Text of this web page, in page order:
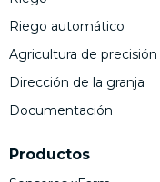
Riego automático
Agricultura de precisión
Dirección de la granja
Documentación
Productos